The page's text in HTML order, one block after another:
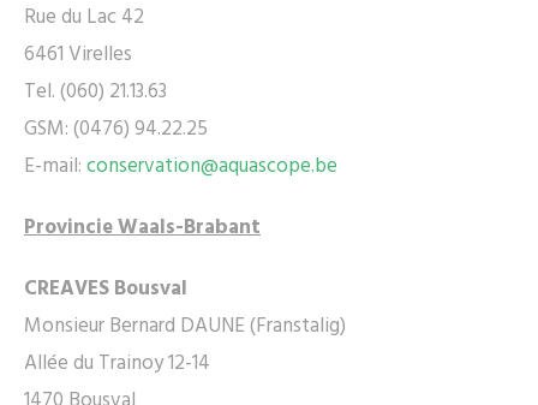
Rue du Lac 42
6461 Virelles
Tel. (060) 21.13.63
GSM: (0476) 94.22.25
E-mail:conservation@aquascope.be
Provincie Waals-Brabant
CREAVES Bousval
Monsieur Bernard DAUNE (Franstalig)
Allée du Trainoy 12-14